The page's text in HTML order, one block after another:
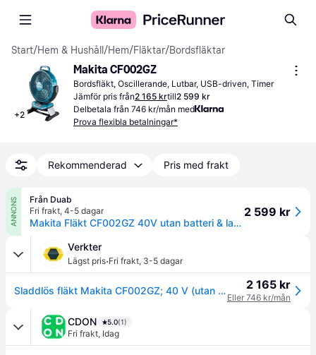
Start/Hem & Hushåll /Hem/Fläktar/Bordsfläktar
+2
Makita CF002GZ
Bordsfläkt, Oscillerande, Lutbar, USB-driven, Timer
Jämför pris från2 165 krtill2 599 kr
Delbetala från 746 kr/mån med
Prova flexibla betalningar*
Rekommenderad Pris med frakt
ANNONS
Från Duab
Fri frakt, 4-5 dagar
Makita Fläkt CF002GZ 40V utan batteri & laddare
2 599 kr
Verkter
Lägst pris·Fri frakt, 3-5 dagar
Sladdlös fläkt Makita CF002GZ; 40 V (utan batteri och laddare) 2 165 kr
Eller 746 kr/mån
CDON 5.0(1)
Fri frakt, Idag